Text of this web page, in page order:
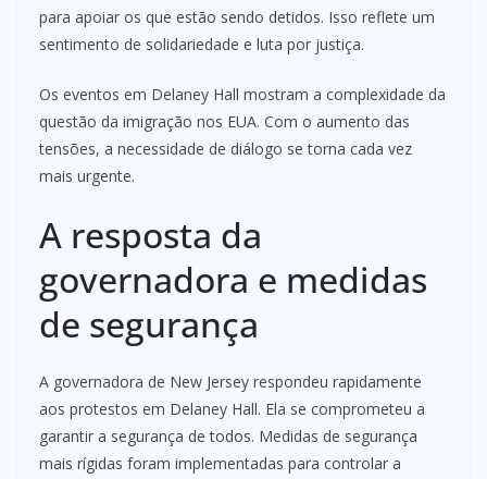
para apoiar os que estão sendo detidos. Isso reflete um
sentimento de solidariedade e luta por justiça.
Os eventos em Delaney Hall mostram a complexidade da
questão da imigração nos EUA. Com o aumento das
tensões, a necessidade de diálogo se torna cada vez
mais urgente.
A resposta da
governadora e medidas
de segurança
A governadora de New Jersey respondeu rapidamente
aos protestos em Delaney Hall. Ela se comprometeu a
garantir a segurança de todos. Medidas de segurança
mais rígidas foram implementadas para controlar a